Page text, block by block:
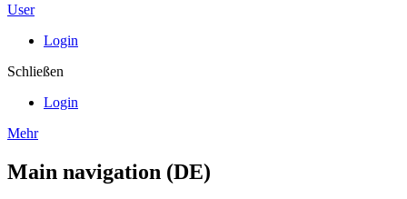
User
Login
Schließen
Login
Mehr
Main navigation (DE)